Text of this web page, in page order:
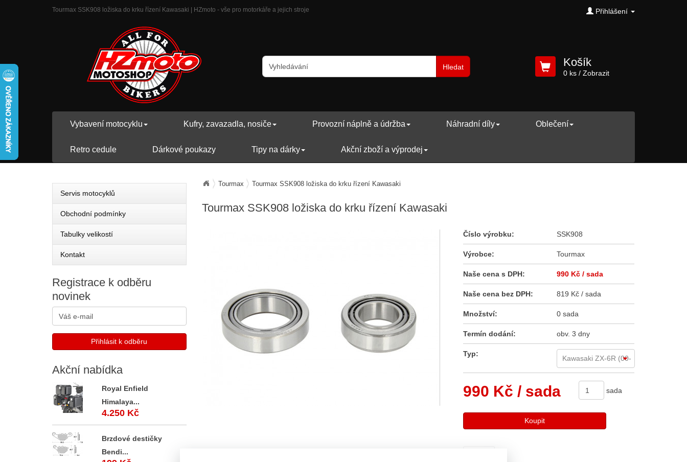
Tourmax SSK908 ložiska do krku řízení Kawasaki | HZmoto - vše pro motorkáře a jejich stroje Přihlášení
Hledat Košík
0 ks/ Zobrazit
Vybavení motocyklu Kufry, zavazadla, nosiče Provozní náplně a údržba Náhradní díly Oblečení
Retro cedule Dárkové poukazy Tipy na dárky Akční zboží a výprodej
Tourmax Tourmax SSK908 ložiska do krku řízení Kawasaki
Tourmax SSK908 ložiska do krku řízení Kawasaki
Číslo výrobku: SSK908
Výrobce: Tourmax
Naše cena s DPH: 990 Kč / sada
Naše cena bez DPH: 819 Kč / sada
Množství: 0 sada
Termín dodání: obv. 3 dny
Typ:
990 Kč / sada sada
Koupit
Servis motocyklů
Obchodní podmínky
Tabulky velikostí
Kontakt
Registrace k odběru
novinek
Akční nabídka
Royal Enfield
Himalaya...
4.250 Kč
Brzdové destičky
Bendi...